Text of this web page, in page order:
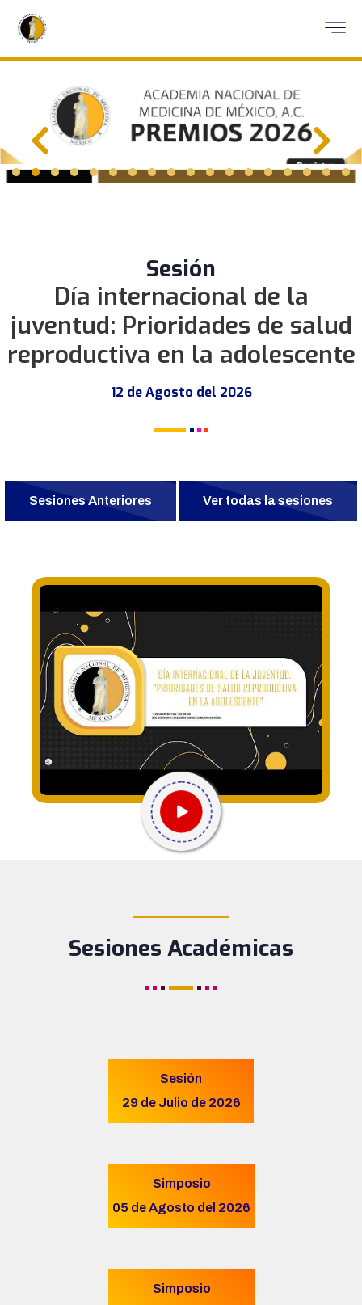
Sesión
Día internacional de la
juventud: Prioridades de salud
reproductiva en la adolescente
12 de Agosto del 2026
Sesiones Anteriores Ver todas la sesiones
Sesiones Académicas
Sesión
29 de Julio de 2026
Simposio
05 de Agosto del 2026
Simposio